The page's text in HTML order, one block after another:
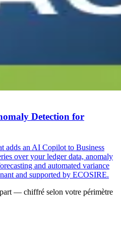
Detection for
adds an AI Copilot to Business
over your ledger data, anomaly
and automated variance
and supported by ECOSIRE.
— chiffré selon votre périmètre